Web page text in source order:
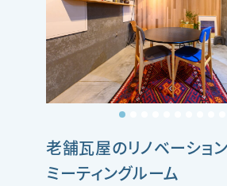
老舗瓦屋のリノベーショ
ミーティングルーム